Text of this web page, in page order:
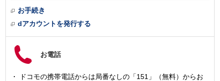
お手続き
dアカウントを発行する
お電話
ドコモの携帯電話からは局番なしの「151」（無料）からお